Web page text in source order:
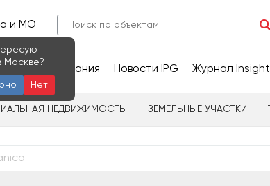
и МО
Москве?
Нет
Исследования Новости IPG Журнал Insight
НЕДВИЖИМОСТЬ ЗЕМЕЛЬНЫЕ УЧАСТКИ